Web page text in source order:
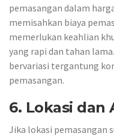
pemasangan dalam
memisahkan biaya
memerlukan keahlian
yang rapi dan tahan
bervariasi tergantung
pemasangan.
6. Lokasi dan
Jika lokasi pemasangan